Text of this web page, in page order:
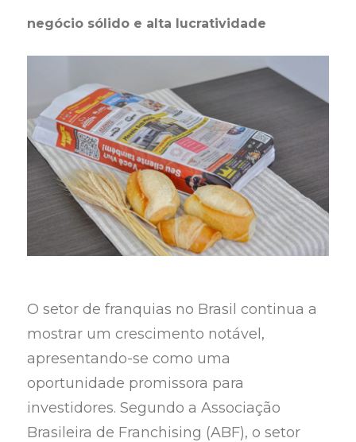
negócio sólido e alta lucratividade
O setor de franquias no Brasil continua a
mostrar um crescimento notável,
apresentando-se como uma
oportunidade promissora para
investidores. Segundo a Associação
Brasileira de Franchising (ABF), o setor